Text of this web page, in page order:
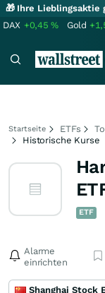
🎁 Ihre Lieblingsaktie
DAX +0,45% Gold
Startseite ETFs
Historische Kurse
ETF
Alarme
einrichten